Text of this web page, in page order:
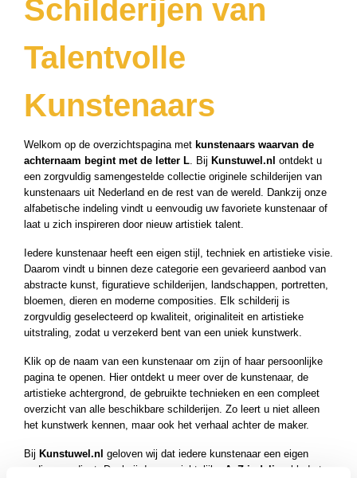
Schilderijen van
Talentvolle
Kunstenaars
Welkom op de overzichtspagina met kunstenaars waarvan de
achternaam begint met de letter L . Bij Kunstuwel.nl ontdekt u
een zorgvuldig samengestelde collectie originele schilderijen van
kunstenaars uit Nederland en de rest van de wereld. Dankzij onze
alfabetische indeling vindt u eenvoudig uw favoriete kunstenaar of
laat u zich inspireren door nieuw artistiek talent.
Iedere kunstenaar heeft een eigen stijl, techniek en artistieke visie.
Daarom vindt u binnen deze categorie een gevarieerd aanbod van
abstracte kunst, figuratieve schilderijen, landschappen, portretten,
bloemen, dieren en moderne composities. Elk schilderij is
zorgvuldig geselecteerd op kwaliteit, originaliteit en artistieke
uitstraling, zodat u verzekerd bent van een uniek kunstwerk.
Klik op de naam van een kunstenaar om zijn of haar persoonlijke
pagina te openen. Hier ontdekt u meer over de kunstenaar, de
artistieke achtergrond, de gebruikte technieken en een compleet
overzicht van alle beschikbare schilderijen. Zo leert u niet alleen
het kunstwerk kennen, maar ook het verhaal achter de maker.
Bij Kunstuwel.nl geloven wij dat iedere kunstenaar een eigen
podium verdient. Dankzij de overzichtelijke
A–Z-indeling
bladert u